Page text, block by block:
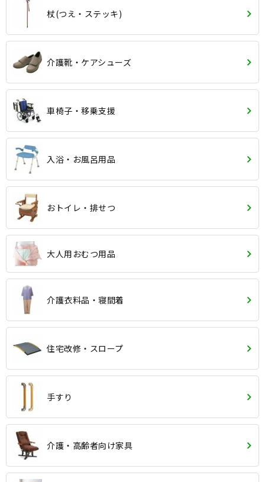
杖(つえ・ステッキ)
介護靴・ケアシューズ
車椅子・移乗支援
入浴・お風呂用品
おトイレ・排せつ
大人用おむつ用品
介護衣料品・寝間着
住宅改修・スロープ
手すり
介護・高齢者向け家具